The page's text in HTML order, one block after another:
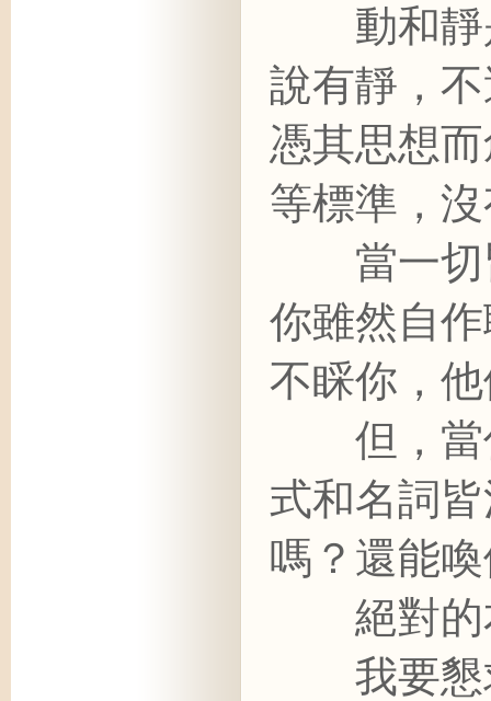
動和靜
說有靜，
憑其思想
等標準，
當一切
你雖然自
不睬你，
但，當
式和名詞
嗎？還能
絕對的
我要懇